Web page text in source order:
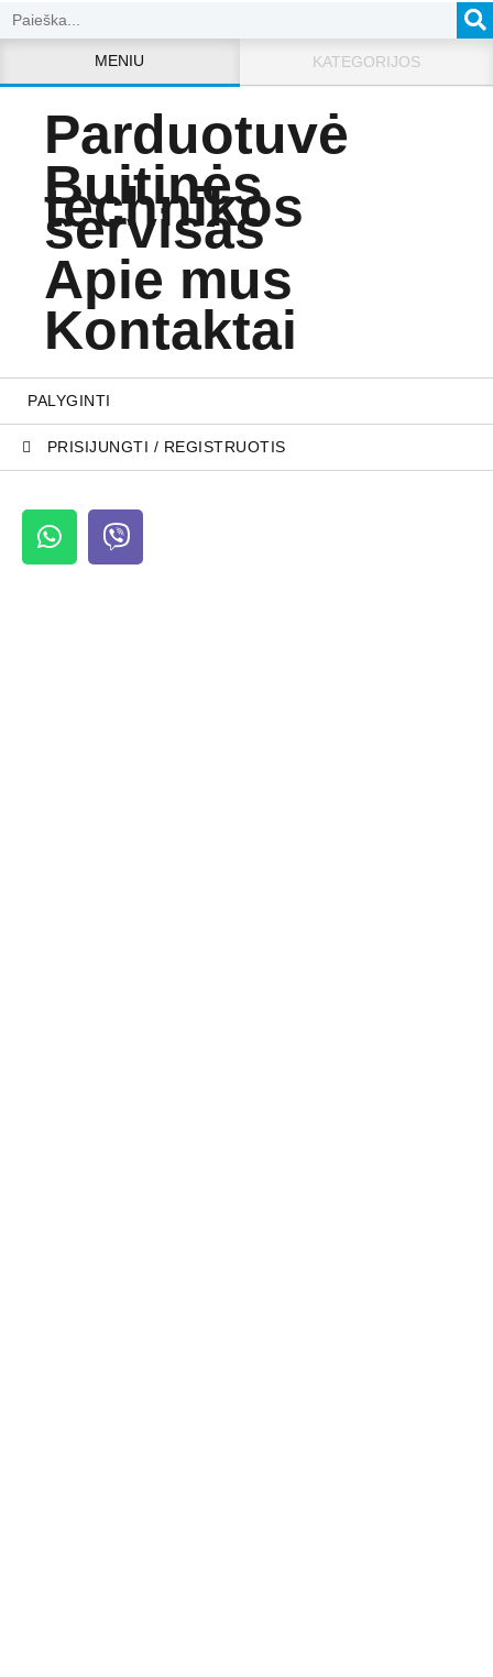
MENIU KATEGORIJOS
Parduotuvė
Buitinės
technikos
servisas
Apie mus
Kontaktai
PALYGINTI
PRISIJUNGTI / REGISTRUOTIS